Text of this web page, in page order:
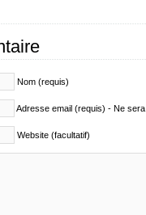
Nom (requis)
Adresse email (requis) - Ne
Website (facultatif)